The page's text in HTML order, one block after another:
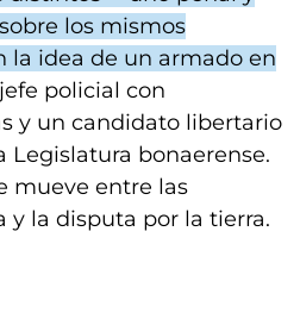
los mismos
la idea de un armado en
policial con
y un candidato libertario
Legislatura bonaerense.
mueve entre las
y la disputa por la tierra.